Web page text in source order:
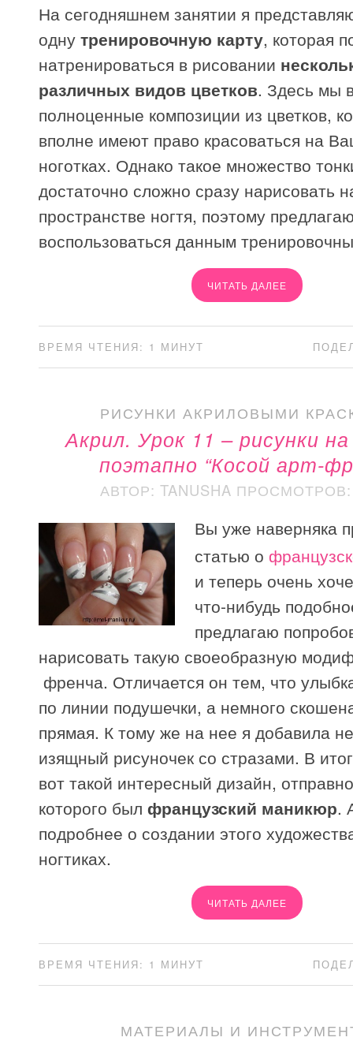
На сегодняшнем занятии я
одну тренировочную карту, которая
натренироваться в рисовании
различных видов цветков. Здесь мы
полноценные композиции из цветков,
вполне имеют право красоваться на
ноготках. Однако такое множество
достаточно сложно сразу нарисовать
пространстве ногтя, поэтому
воспользоваться данным
ЧИТАТЬ ДАЛЕЕ
ВРЕМЯ ЧТЕНИЯ: 1 МИНУТ
РИСУНКИ АКРИЛОВЫМИ
Акрил. Урок 11 – рисунки
поэтапно “Косой арт-
АВТОР: TANUSHA ПРОСМОТРОВ:
Вы уже наверняка
статью о
и теперь очень
что-нибудь
предлагаю
нарисовать такую своеобразную
френча. Отличается он тем, что
по линии подушечки, а немного
прямая. К тому же на нее я добавила
изящный рисуночек со стразами. В
вот такой интересный дизайн,
которого был французский маникюр.
подробнее о создании этого
ногтиках.
ЧИТАТЬ ДАЛЕЕ
ВРЕМЯ ЧТЕНИЯ: 1 МИНУТ
МАТЕРИАЛЫ И